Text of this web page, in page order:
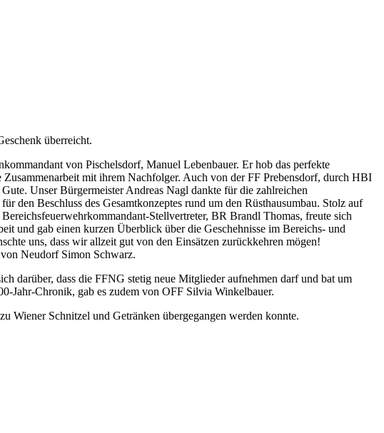
überreicht.
von Pischelsdorf, Manuel Lebenbauer. Er hob das perfekte
mit ihrem Nachfolger. Auch von der FF Prebensdorf, durch HBI
Unser Bürgermeister Andreas Nagl dankte für die zahlreichen
den Beschluss des Gesamtkonzeptes rund um den Rüsthausumbau. Stolz auf
Stellvertreter, BR Brandl Thomas, freute sich
und gab einen kurzen Überblick über die Geschehnisse im Bereichs- und
uns, dass wir allzeit gut von den Einsätzen zurückkehren mögen!
Neudorf Simon Schwarz.
darüber, dass die FFNG stetig neue Mitglieder aufnehmen darf und bat um
Jahr-Chronik, gab es zudem von OFF Silvia Winkelbauer.
Wiener Schnitzel und Getränken übergegangen werden konnte.